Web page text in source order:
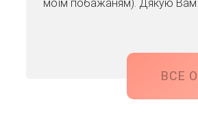
моїм побажаням). Дякую Вам
ВСЕ